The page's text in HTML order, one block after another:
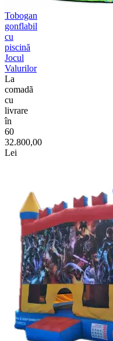
Tobogan
gonflabil
cu
piscină
Jocul
Valurilor
La
comadã
cu
livrare
în
60
32.800,00
Lei